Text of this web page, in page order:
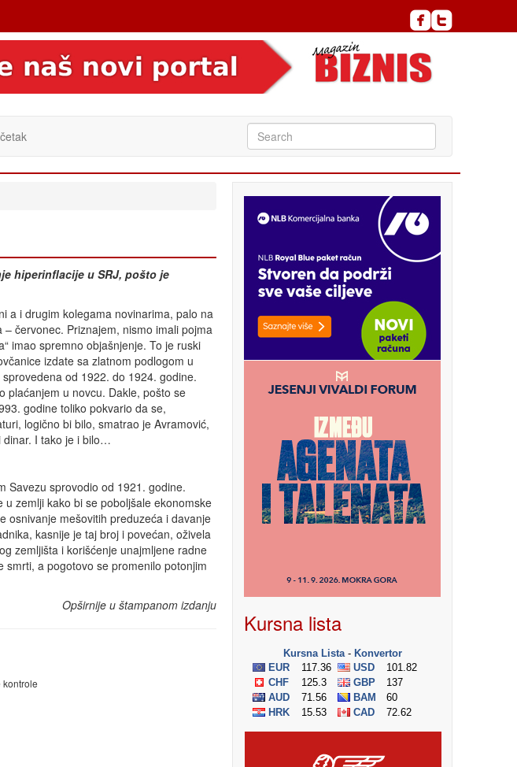
hiperinflacije u SRJ, pošto je
a i drugim kolegama novinarima, palo na
červonec. Priznajem, nismo imali pojma
imao spremno objašnjenje. To je ruski
izdate sa zlatnom podlogom u
od 1922. do 1924. godine.
plaćanjem u novcu. Dakle, pošto se
godine toliko pokvario da se,
logično bi bilo, smatrao je Avramović,
dinar. I tako je i bilo…
Savezu sprovodio od 1921. godine.
zemlji kako bi se poboljšale ekonomske
mešovitih preduzeća i davanje
kasnije je taj broj i povećan, oživela
zemljišta i korišćenje unajmljene radne
a pogotovo se promenilo potonjim
Opširnije u štampanom izdanju
kontrole
Kursna lista